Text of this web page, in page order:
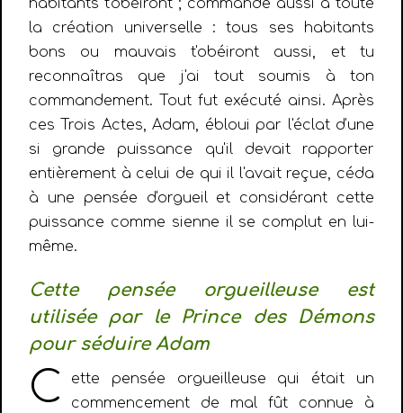
habitants t'obéiront ; commande aussi à toute
la création universelle : tous ses habitants
bons ou mauvais t'obéiront aussi, et tu
reconnaîtras que j'ai tout soumis à ton
commandement. Tout fut exécuté ainsi. Après
ces Trois Actes, Adam, ébloui par l'éclat d'une
si grande puissance qu'il devait rapporter
entièrement à celui de qui il l'avait reçue, céda
à une pensée d'orgueil et considérant cette
puissance comme sienne il se complut en lui-
même.
Cette pensée orgueilleuse est
utilisée par le Prince des Démons
pour séduire Adam
C
ette pensée orgueilleuse qui était un
commencement de mal fût connue à